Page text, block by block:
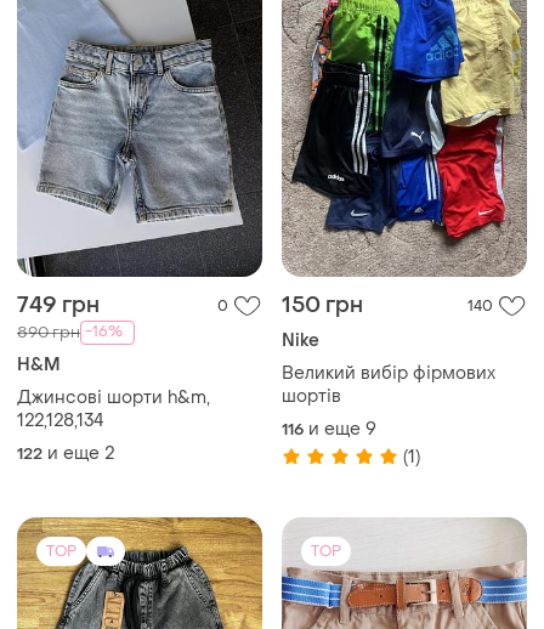
749 грн 0
890 грн -16%
H&M
Джинсові шорти h&m,
122,128,134
122 и еще 2
150 грн 140
Nike
Великий вибір фірмових
шортів
116 и еще 9
(1)
TOP TOP